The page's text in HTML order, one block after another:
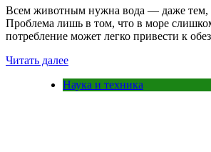
Всем животным нужна вода — даже тем,
Проблема лишь в том, что в море
потребление может легко привести к
Читать далее
Наука и техника